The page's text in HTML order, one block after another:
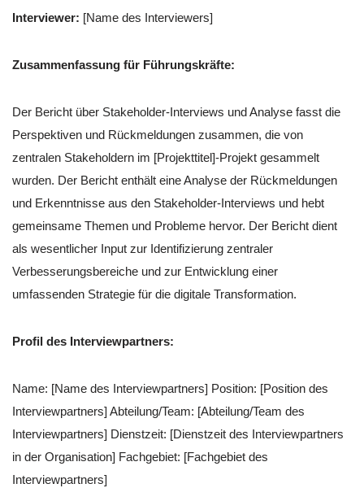
Interviewer: [Name des Interviewers]
Zusammenfassung für Führungskräfte:
Der Bericht über Stakeholder-Interviews und Analyse fasst die
Perspektiven und Rückmeldungen zusammen, die von
zentralen Stakeholdern im [Projekttitel]-Projekt gesammelt
wurden. Der Bericht enthält eine Analyse der Rückmeldungen
und Erkenntnisse aus den Stakeholder-Interviews und hebt
gemeinsame Themen und Probleme hervor. Der Bericht dient
als wesentlicher Input zur Identifizierung zentraler
Verbesserungsbereiche und zur Entwicklung einer
umfassenden Strategie für die digitale Transformation.
Profil des Interviewpartners:
Name: [Name des Interviewpartners] Position: [Position des
Interviewpartners] Abteilung/Team: [Abteilung/Team des
Interviewpartners] Dienstzeit: [Dienstzeit des Interviewpartners
in der Organisation] Fachgebiet: [Fachgebiet des
Interviewpartners]